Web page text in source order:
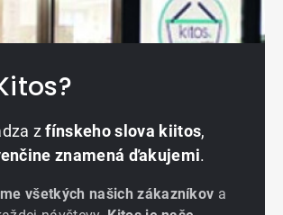
zfínskeho slova kiitos,
znamená ďakujemi.
všetkých našich zákazníkov a